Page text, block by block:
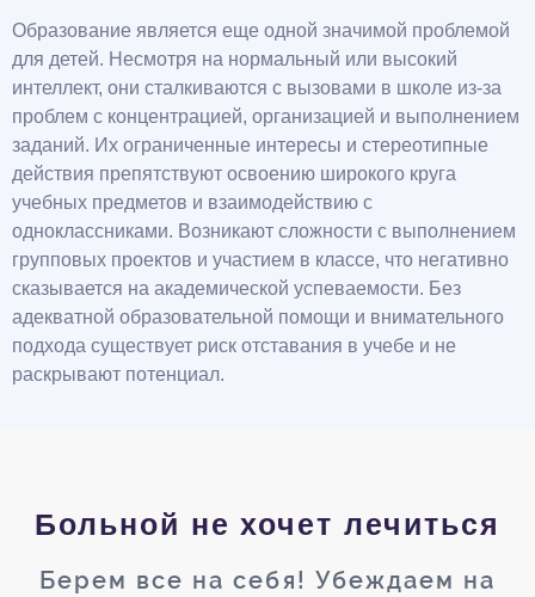
Образование является еще одной значимой проблемой
для детей. Несмотря на нормальный или высокий
интеллект, они сталкиваются с вызовами в школе из-за
проблем с концентрацией, организацией и выполнением
заданий. Их ограниченные интересы и стереотипные
действия препятствуют освоению широкого круга
учебных предметов и взаимодействию с
одноклассниками. Возникают сложности с выполнением
групповых проектов и участием в классе, что негативно
сказывается на академической успеваемости. Без
адекватной образовательной помощи и внимательного
подхода существует риск отставания в учебе и не
раскрывают потенциал.
Больной не хочет лечиться
Берем все на себя! Убеждаем на